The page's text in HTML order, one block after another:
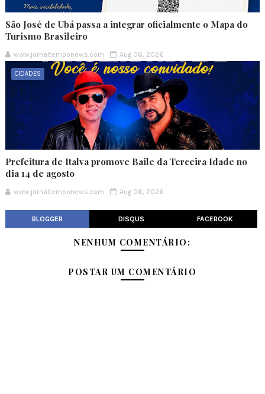
São José de Ubá passa a integrar oficialmente o Mapa do
Turismo Brasileiro
www.jornaltemponews.com Aug 06, 2026
CIDADES
Prefeitura de Italva promove Baile da Terceira Idade no
dia 14 de agosto
www.jornaltemponews.com Aug 06, 2026
BLOGGER DISQUS FACEBOOK
NENHUM COMENTÁRIO:
POSTAR UM COMENTÁRIO